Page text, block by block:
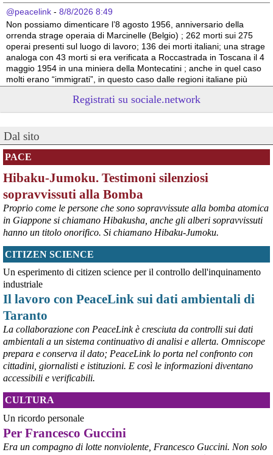
@peacelink - 8/8/2026 8:49
Non possiamo dimenticare l’8 agosto 1956, anniversario della
orrenda strage operaia di Marcinelle (Belgio) ; 262 morti sui 275
operai presenti sul luogo di lavoro; 136 dei morti italiani; una strage
analoga con 43 morti si era verificata a Roccastrada in Toscana il 4
maggio 1954 in una miniera della Montecatini ; anche in quel caso
molti erano “immigrati”, in questo caso dalle regioni italiane più
Vito Totire, portavoce RETE NAZIONALE LAVORO SICURO
#migranti #lavoratori #Marcinelle
@peacelink - 6/8/2026 21:53
askanews.it/2026/08/05/ex-ilva
“Dal confronto con tutti gli attori e dai contributi raccolti il Governo
elaborerà, come concordato a Palazzo Chigi, un piano straordinario
per Taranto”, avrebbe detto il ministro Urso.
#Taranto #
@peacelink - 6/8/2026 21:50
corriereditaranto.it/2026/08/0
Aprendo i lavori, il ministro Urso ha sottolineato come il Governo
debba necessariamente prendere atto della decisione della Corte
d’Appello di Milano, ricordando che il provvedimento è già stato
inserito nella data room della procedura di vendita. “Alla luce del
nuovo scenario – ha spiegato – Jindal ha presentato una proposta
aggiornata sull’intero perimetro aziendale che tiene conto della
chiusura dell’area a caldo e che i commissari stanno valutando”.
#ILVA #Taranto
Registrati su sociale.network
Dal sito
PACE
Hibaku-Jumoku. Testimoni silenziosi
sopravvissuti alla Bomba
Proprio come le persone che sono sopravvissute alla bomba atomica
in Giappone si chiamano Hibakusha, anche gli alberi sopravvissuti
hanno un titolo onorifico. Si chiamano Hibaku-Jumoku.
CITIZEN SCIENCE
Un esperimento di citizen science per il controllo dell'inquinamento
industriale
Il lavoro con PeaceLink sui dati ambientali di
Taranto
La collaborazione con PeaceLink è cresciuta da controlli sui dati
ambientali a un sistema continuativo di analisi e allerta. Omniscope
prepara e conserva il dato; PeaceLink lo porta nel confronto con
cittadini, giornalisti e istituzioni. E così le informazioni diventano
accessibili e verificabili.
CULTURA
Un ricordo personale
Per Francesco Guccini
Era un compagno di lotte nonviolente, Francesco Guccini. Non solo